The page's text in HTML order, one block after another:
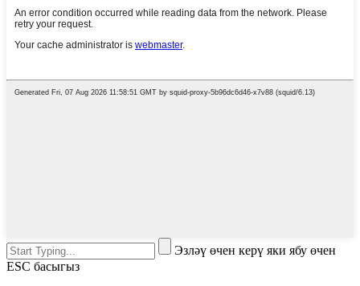
Эзләү өчен керү яки ябу өчен
ESC басыгыз